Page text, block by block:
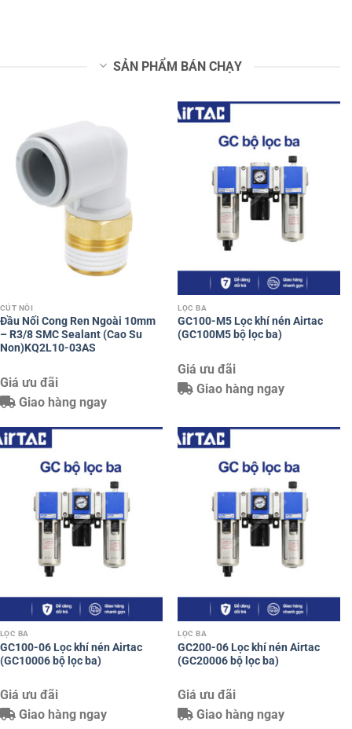
SẢN PHẨM BÁN CHẠY
CÚT NỐI
Đầu Nối Cong Ren Ngoài 10mm
– R3/8 SMC Sealant (Cao Su
Non)KQ2L10-03AS
Giá ưu đãi
Giao hàng ngay
LỌC BA
GC100-M5 Lọc khí nén Airtac
(GC100M5 bộ lọc ba)
Giá ưu đãi
Giao hàng ngay
LỌC BA
GC100-06 Lọc khí nén Airtac
(GC10006 bộ lọc ba)
Giá ưu đãi
Giao hàng ngay
LỌC BA
GC200-06 Lọc khí nén Airtac
(GC20006 bộ lọc ba)
Giá ưu đãi
Giao hàng ngay